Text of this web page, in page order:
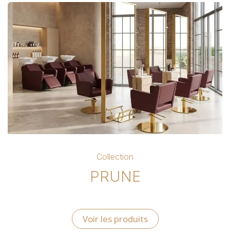
Collection
PRUNE
Voir les produits